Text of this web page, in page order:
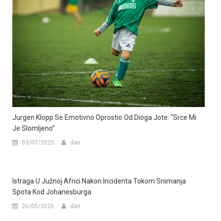
Jurgen Klopp Se Emotivno Oprostio Od Dioga Jote: “Srce Mi
Je Slomljeno”
03/07/2025 dan
Istraga U Južnoj Africi Nakon Incidenta Tokom Snimanja
Spota Kod Johanesburga
26/05/2026 dan